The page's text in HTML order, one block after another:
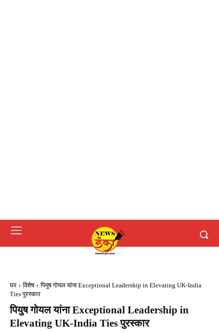
घर विशेष
पियुष गोयल यांना Exceptional Leadership in Elevating UK-India
Ties पुरस्कार
पियुष गोयल यांना Exceptional Leadership in
Elevating UK-India Ties पुरस्कार